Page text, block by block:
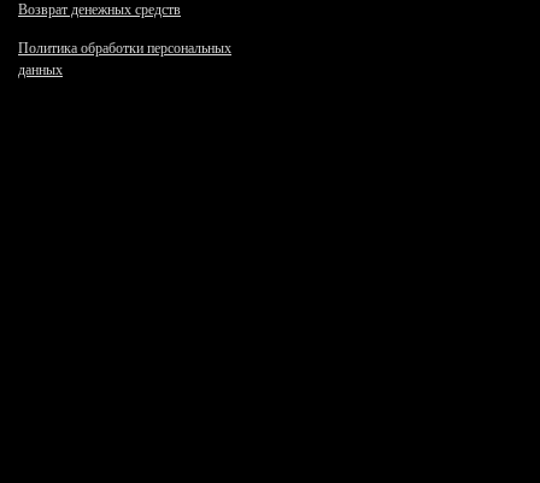
Возврат денежных средств
Политика обработки персональных
данных